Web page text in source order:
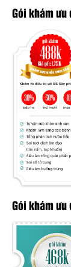
Gói khám
Gói khám